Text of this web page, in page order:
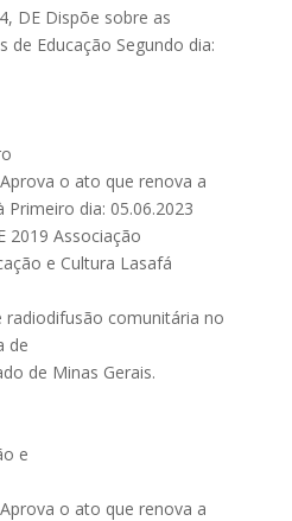
DE Dispõe sobre as
de Educação Segundo dia:
Aprova o ato que renova a
dia: 05.06.2023
2019 Associação
e Cultura Lasafá
radiodifusão comunitária no
de
de Minas Gerais.
e
Aprova o ato que renova a